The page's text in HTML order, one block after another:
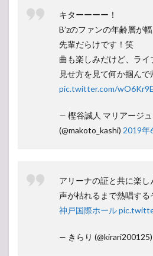
キターーーー！
B’zのファンの年齢層が
先輩だらけです！笑
曲も楽しみだけど、ラ
見せ方を見て何か掴んで
pic.twitter.com/
— 樫谷誠人 マリアージ
(@makoto_kashi) 2019年
アリーナの証と共に楽
声が枯れるまで熱唱する
神戸国際ホール
— きらり (@kirari200125)